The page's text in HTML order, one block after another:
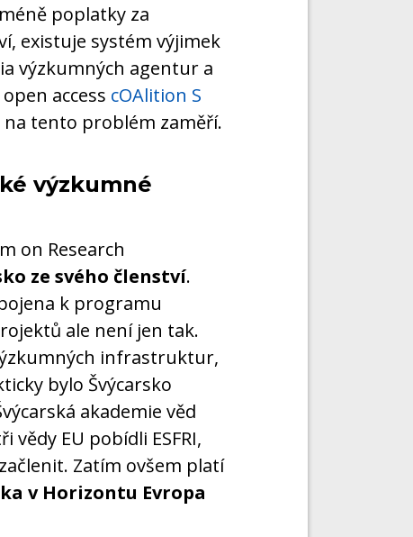
poplatky za
existuje systém výjimek
výzkumných agentur a
access cOAlition S
na tento problém zaměří.
výzkumné
on Research
ze svého členství.
k programu
ale není jen tak.
infrastruktur,
bylo Švýcarsko
akademie věd
EU pobídli ESFRI,
Zatím ovšem platí
v Horizontu Evropa